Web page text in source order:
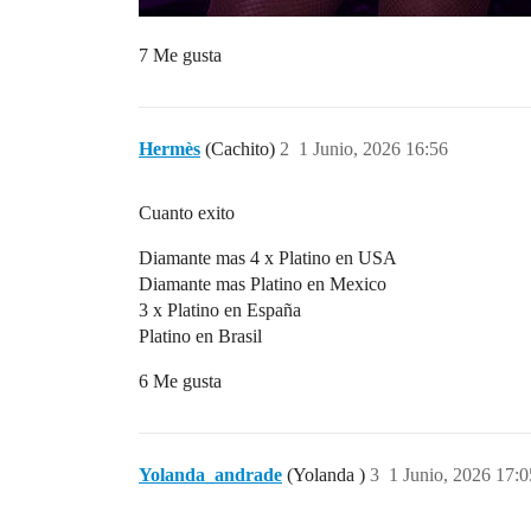
7 Me gusta
Hermès (Cachito) 1 Junio, 2026 16:56
2
Cuanto exito
Diamante mas 4 x Platino en USA
Diamante mas Platino en Mexico
3 x Platino en España
Platino en Brasil
6 Me gusta
Yolanda_andrade (Yolanda ) 1 Junio, 2026
3